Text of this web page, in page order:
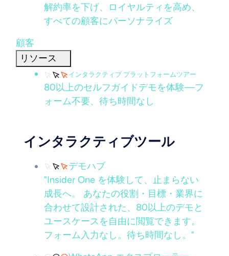
解約率を下げ、ロイヤルティを高め、
すべての顧客にパーソナライズ
顧客
リソース
インタラクティブ プラットフォームツアー
80以上のセルフガイドデモを体験—フ
ォーム不要、待ち時間なし
インタラクティブツール
デモハブ
"Insider One を体験して、止まらない
成長へ。 あなたの役割・目標・業界に
合わせて設計された、80以上のデモと
ユースケースを自由に閲覧できます。
フォーム入力なし。待ち時間なし。"